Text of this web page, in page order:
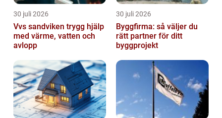
30 juli 2026
Vvs sandviken trygg hjälp
med värme, vatten och
avlopp
30 juli 2026
Byggfirma: så väljer du
rätt partner för ditt
byggprojekt